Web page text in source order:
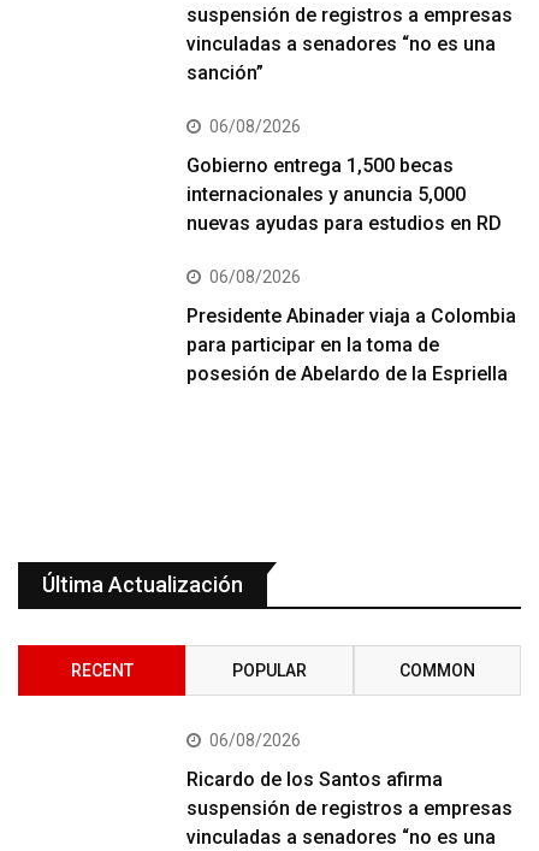
suspensión de registros a empresas
vinculadas a senadores “no es una
sanción”
06/08/2026
Gobierno entrega 1,500 becas
internacionales y anuncia 5,000
nuevas ayudas para estudios en RD
06/08/2026
Presidente Abinader viaja a Colombia
para participar en la toma de
posesión de Abelardo de la Espriella
Última Actualización
RECENT POPULAR COMMON
06/08/2026
Ricardo de los Santos afirma
suspensión de registros a empresas
vinculadas a senadores “no es una